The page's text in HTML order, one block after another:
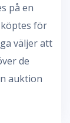
på en
för
väljer att
de
auktion